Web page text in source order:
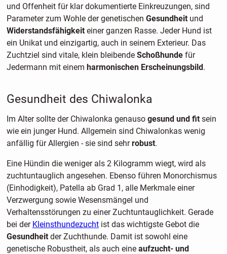
und Offenheit für klar dokumentierte Einkreuzungen, sind
Parameter zum Wohle der genetischen Gesundheit und
Widerstandsfähigkeit einer ganzen Rasse. Jeder Hund ist
ein Unikat und einzigartig, auch in seinem Exterieur. Das
Zuchtziel sind vitale, klein bleibende Schoßhundefür
Jedermann mit einem harmonischen Erscheinungsbild.
Gesundheit des Chiwalonka
Im Alter sollte der Chiwalonka genauso gesund und fitsein
wie ein junger Hund. Allgemein sind Chiwalonkas wenig
anfällig für Allergien - sie sind sehrrobust.
Eine Hündin die weniger als 2 Kilogramm wiegt, wird als
zuchtuntauglich angesehen. Ebenso führen Monorchismus
(Einhodigkeit), Patella ab Grad 1, alle Merkmale einer
Verzwergung sowie Wesensmängel und
Verhaltensstörungen zu einer Zuchtuntauglichkeit. Gerade
bei der Kleinsthundezuchtist das wichtigste Gebot die
Gesundheit der Zuchthunde. Damit ist sowohl eine
genetische Robustheit, als auch eine aufzucht- und